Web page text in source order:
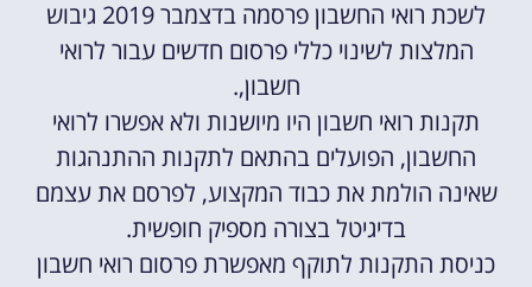
לשכת רואי החשבון פרסמה בדצמבר 2019 גיבוש
המלצות לשינוי כללי פרסום חדשים עבור לרואי
חשבון,.
תקנות רואי חשבון היו מיושנות ולא אפשרו לרואי
החשבון, הפועלים בהתאם לתקנות ההתנהגות
שאינה הולמת את כבוד המקצוע, לפרסם את עצמם
בדיגיטל בצורה מספיק חופשית.
כניסת התקנות לתוקף מאפשרת פרסום רואי חשבון